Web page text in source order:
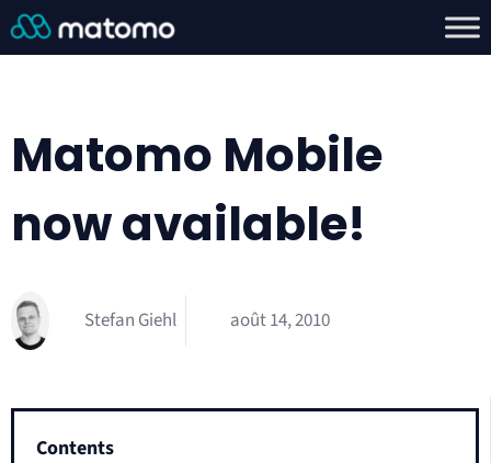
Matomo Mobile
now available!
Stefan Giehl août 14, 2010
Contents